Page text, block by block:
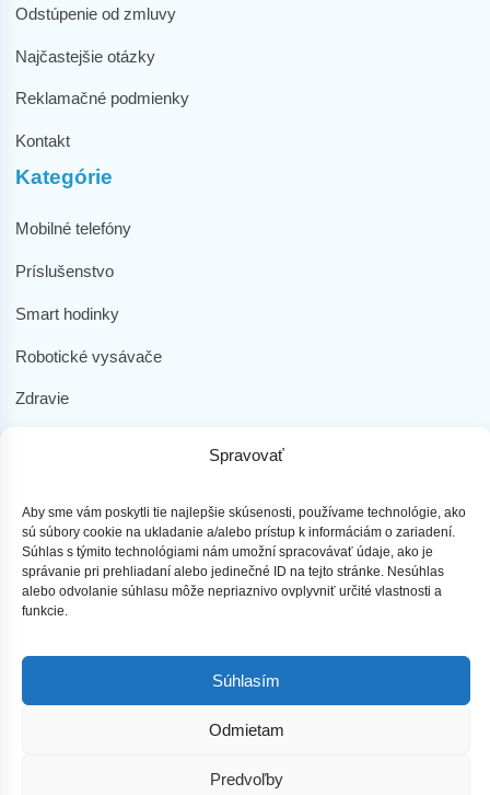
Spravovať
Aby sme vám poskytli tie najlepšie skúsenosti, používame technológie, ako
sú súbory cookie na ukladanie a/alebo prístup k informáciám o zariadení.
Súhlas s týmito technológiami nám umožní spracovávať údaje, ako je
správanie pri prehliadaní alebo jedinečné ID na tejto stránke. Nesúhlas
alebo odvolanie súhlasu môže nepriaznivo ovplyvniť určité vlastnosti a
funkcie.
Súhlasím
Odmietam
Predvoľby
Odstúpenie od zmluvy
Najčastejšie otázky
Reklamačné podmienky
Kontakt
Kategórie
Mobilné telefóny
Príslušenstvo
Smart hodinky
Robotické vysávače
Zdravie
Dôležité odkazy
Obchodné podmienky
Ochrana osobných údajov
Doprava a platba
Reklamácia tovaru
najLEPŠIEmobily s.r.o. - Všetky práva vyhradené ©2023